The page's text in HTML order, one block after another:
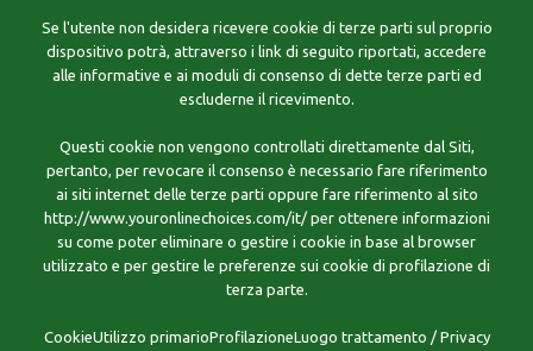
Se l'utente non desidera ricevere cookie di terze parti sul proprio
dispositivo potrà, attraverso i link di seguito riportati, accedere
alle informative e ai moduli di consenso di dette terze parti ed
escluderne il ricevimento.
Questi cookie non vengono controllati direttamente dal Siti,
pertanto, per revocare il consenso è necessario fare riferimento
ai siti internet delle terze parti oppure fare riferimento al sito
http://www.youronlinechoices.com/it/ per ottenere informazioni
su come poter eliminare o gestire i cookie in base al browser
utilizzato e per gestire le preferenze sui cookie di profilazione di
terza parte.
CookieUtilizzo primarioProfilazioneLuogo trattamento / Privacy